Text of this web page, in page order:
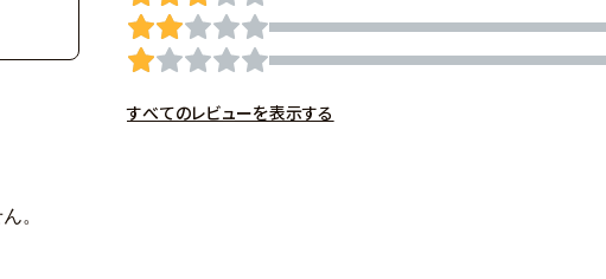
すべてのレビューを表示する
。